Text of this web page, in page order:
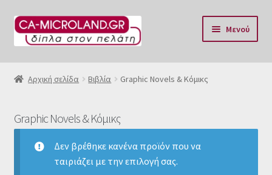
Απευθείας
μετάβαση
Μετάβαση
σε
Μενού
Αρχική
Επικοινωνία & Ωράριο
Αποστολές
Αρχική σελίδα Βιβλία Graphic Novels & Κόμικς
Graphic Novels & Κόμικς
Δεν βρέθηκε κανένα προϊόν που να
ταιριάζει με την επιλογή σας.